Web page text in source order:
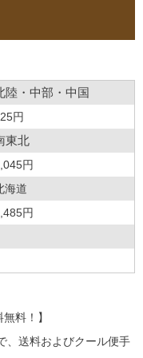
陸・中部・中国
円
東北
円
海道
円
料！】
、送料およびクール便手